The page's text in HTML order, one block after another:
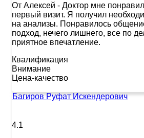
От Алексей - Доктор мне
первый визит. Я получил
на анализы. Понравилось
подход, нечего лишнего, все по
приятное впечатление.
Квалификация
Внимание
Цена-качество
Багиров Руфат Искендерович
4.1